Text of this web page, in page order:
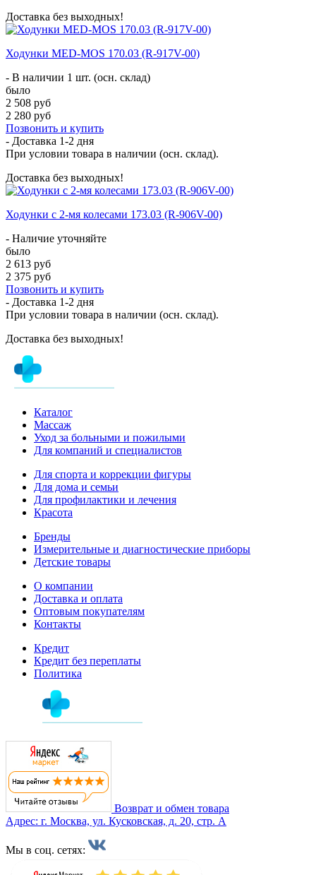
Доставка без выходных!
Ходунки MED-MOS 170.03 (R-917V-00)
- В наличии 1 шт. (осн. склад)
было
2 508 руб
2 280 руб
Позвонить и купить
- Доставка 1-2 дня
При условии товара в наличии (осн. склад).
Доставка без выходных!
Ходунки с 2-мя колесами 173.03 (R-906V-00)
- Наличие уточняйте
было
2 613 руб
2 375 руб
Позвонить и купить
- Доставка 1-2 дня
При условии товара в наличии (осн. склад).
Доставка без выходных!
Каталог
Массаж
Уход за больными и пожилыми
Для компаний и специалистов
Для спорта и коррекции фигуры
Для дома и семьи
Для профилактики и лечения
Красота
Бренды
Измерительные и диагностические приборы
Детские товары
О компании
Доставка и оплата
Оптовым покупателям
Контакты
Кредит
Кредит без переплаты
Политика
Возврат и обмен товара
Адрес: г. Москва, ул. Кусковская, д. 20, стр. А
Мы в соц. сетях: